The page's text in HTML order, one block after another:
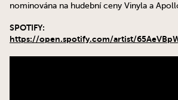
nominována na hudební ceny Vinyla a
SPOTIFY:
https://open.spotify.com/artist/